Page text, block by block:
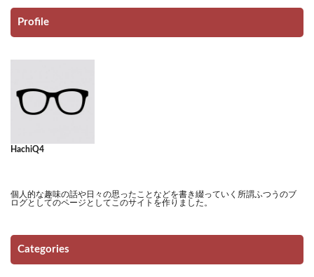
Profile
HachiQ4
個人的な趣味の話や日々の思ったことなどを書き綴っていく所謂ふつうのブ
ログとしてのページとしてこのサイトを作りました。
Categories